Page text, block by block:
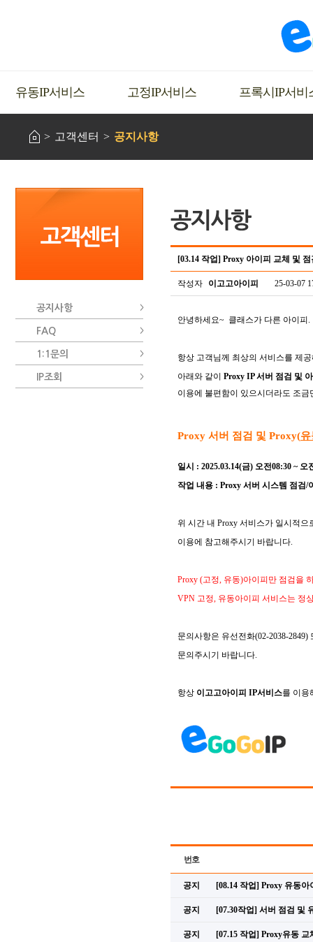
유동IP서비스 고정IP서비스 프록시IP서비
고객센터 공지사항
공지사항
FAQ
1:1문의
IP조회
[03.14 작업] Proxy 아이피 교체 및 점
작성자 이고고아이피 25-03-07
안녕하세요~ 클래스가 다른 아이피.
항상 고객님께 최상의 서비스를 제
아래와 같이 Proxy IP 서버 점검 및
이용에 불편함이 있으시더라도 조금
Proxy 서버 점검 및 Proxy(
일시 : 2025.03.14(금) 오전08:30 ~ 오
작업 내용 : Proxy 서버 시스템 점검/
위 시간 내 Proxy 서비스가 일시적
이용에 참고해주시기 바랍니다.
Proxy (고정, 유동)아이피만 점검을
VPN 고정, 유동아이피 서비스는 정
문의사항은 유선전화(02-2038-
문의주시기 바랍니다.
항상 이고고아이피 IP서비스를 이용
번호
공지 [08.14 작업] Proxy 유동
공지 [07.30작업] 서버 점검 및
공지 [07.15 작업] Proxy유동